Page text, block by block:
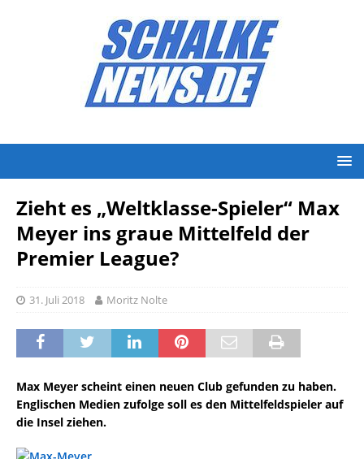
Zieht es „Weltklasse-Spieler“ Max
Meyer ins graue Mittelfeld der
Premier League?
31. Juli 2018 Moritz Nolte
Max Meyer scheint einen neuen Club gefunden zu haben.
Englischen Medien zufolge soll es den Mittelfeldspieler auf
die Insel ziehen.